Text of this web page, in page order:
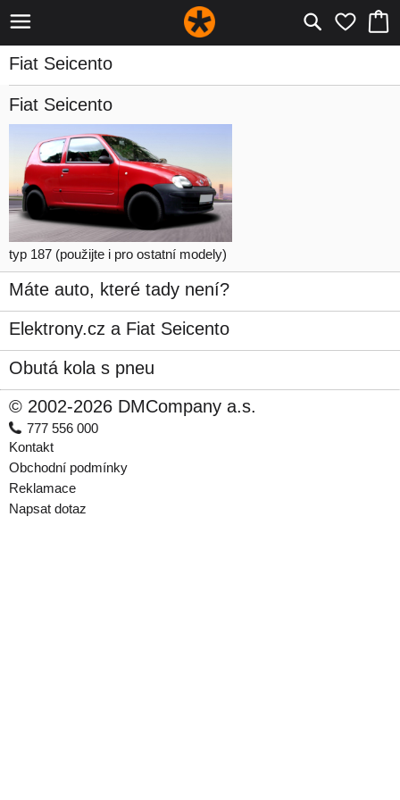
Fiat Seicento
Fiat Seicento
typ 187 (použijte i pro ostatní modely)
Máte auto, které tady není?
Elektrony.cz a Fiat Seicento
Obutá kola s pneu
© 2002-2026 DMCompany a.s.
777 556 000
Kontakt
Obchodní podmínky
Reklamace
Napsat dotaz